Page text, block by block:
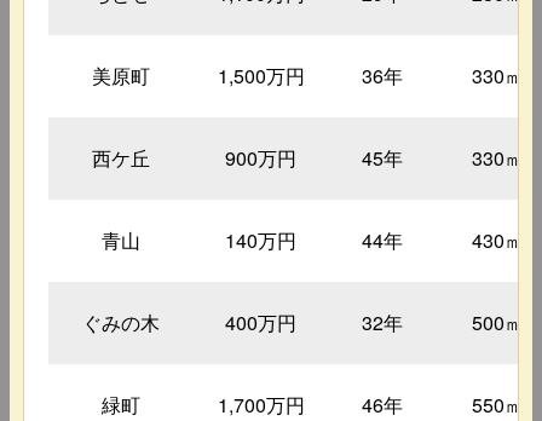
美原町 1,500万円 36年 330㎡
西ケ丘 900万円 45年 330㎡
青山 140万円 44年 430㎡
ぐみの木 400万円 32年 500㎡
緑町 1,700万円 46年 550㎡